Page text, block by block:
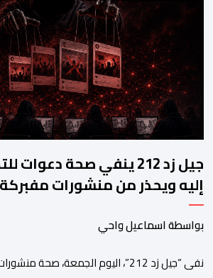
الحق في الحياة والسلامة الجسدية وحقوق
المرتبطة بالهجرة. وأوضح المجلس، في بلاغ له،
للأحداث على الرصد الميداني والرقمي
جيل زد 212 ينفي صحة
إليه ويحذر من منشورات مفبركة
بواسطة اسماعيل واحي
نفى “جيل زد 212”، اليوم الجمعة،